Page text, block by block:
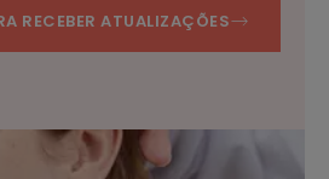
RECEBER ATUALIZAÇÕES